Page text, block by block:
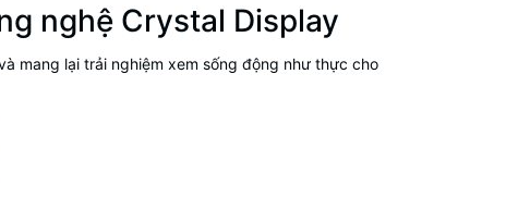
nghệ Crystal Display
mang lại trải nghiệm xem sống động như thực cho